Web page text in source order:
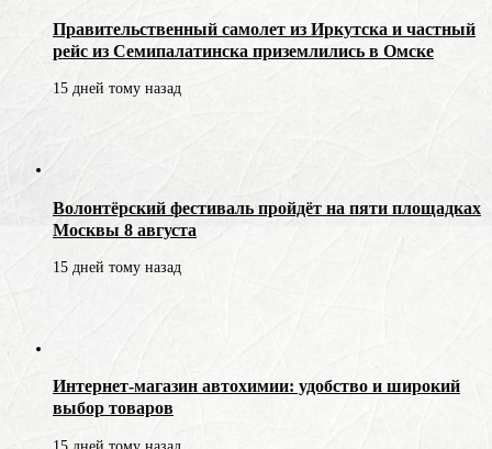
Правительственный самолет из Иркутска и частный
рейс из Семипалатинска приземлились в Омске
15 дней тому назад
Волонтёрский фестиваль пройдёт на пяти площадках
Москвы 8 августа
15 дней тому назад
Интернет-магазин автохимии: удобство и широкий
выбор товаров